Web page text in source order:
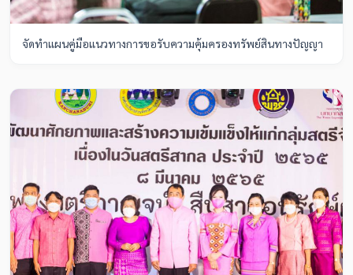
จัดทำแผนคู่มือแนวทางการขอรับความคุ้มครองทรัพย์สินทางปัญญา